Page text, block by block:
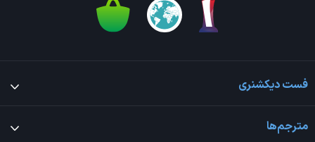
فست دیکشنری
مترجم‌ها